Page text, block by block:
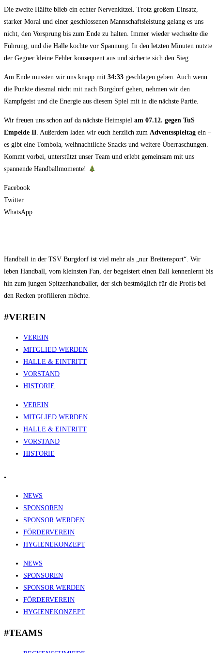
Die zweite Hälfte blieb ein echter Nervenkitzel. Trotz großem Einsatz,
starker Moral und einer geschlossenen Mannschaftsleistung gelang es uns
nicht, den Vorsprung bis zum Ende zu halten. Immer wieder wechselte die
Führung, und die Halle kochte vor Spannung. In den letzten Minuten nutzte
der Gegner kleine Fehler konsequent aus und sicherte sich den Sieg.
Am Ende mussten wir uns knapp mit 34:33 geschlagen geben. Auch wenn
die Punkte diesmal nicht mit nach Burgdorf gehen, nehmen wir den
Kampfgeist und die Energie aus diesem Spiel mit in die nächste Partie.
Wir freuen uns schon auf da nächste Heimspiel am 07.12. gegen TuS
Empelde II. Außerdem laden wir euch herzlich zum Adventsspieltag ein –
es gibt eine Tombola, weihnachtliche Snacks und weitere Überraschungen.
Kommt vorbei, unterstützt unser Team und erlebt gemeinsam mit uns
spannende Handballmomente!
Facebook
Twitter
WhatsApp
Handball in der TSV Burgdorf ist viel mehr als „nur Breitensport“. Wir
leben Handball, vom kleinsten Fan, der begeistert einen Ball kennenlernt bis
hin zum jungen Spitzenhandballer, der sich bestmöglich für die Profis bei
den Recken profilieren möchte.
#VEREIN
VEREIN
MITGLIED WERDEN
HALLE & EINTRITT
VORSTAND
HISTORIE
VEREIN
MITGLIED WERDEN
HALLE & EINTRITT
VORSTAND
HISTORIE
.
NEWS
SPONSOREN
SPONSOR WERDEN
FÖRDERVEREIN
HYGIENEKONZEPT
NEWS
SPONSOREN
SPONSOR WERDEN
FÖRDERVEREIN
HYGIENEKONZEPT
#TEAMS